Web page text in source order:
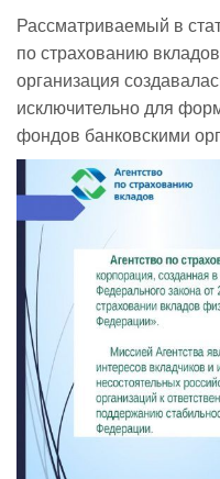
Рассматриваемый в
по страхованию
организация
исключительно для
фондов банковскими